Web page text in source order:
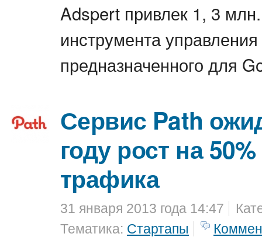
Adspert привлек 1, 3
инструмента
предназначенного для
Сервис Path
году рост на
трафика
31 января 2013 года 14:47
Тематика: Стартапы